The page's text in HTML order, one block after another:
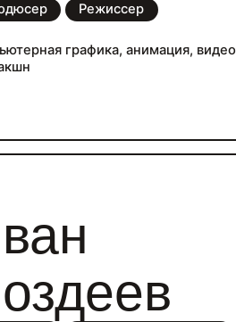
Режиссер
графика, анимация, видео